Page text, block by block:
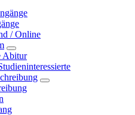
/ Online
Abitur